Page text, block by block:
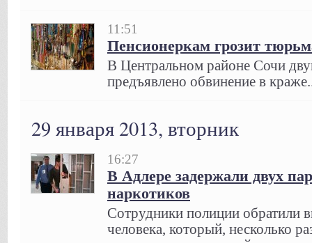
11:51
Пенсионеркам грозит
В Центральном районе Сочи
предъявлено обвинение в
29 января 2013, вторник
16:27
В Адлере задержали двух
наркотиков
Сотрудники полиции обратили
человека, который, несколько